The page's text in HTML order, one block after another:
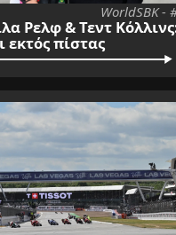
WorldSBK -
Ρελφ & Τεντ
εκτός πίστας